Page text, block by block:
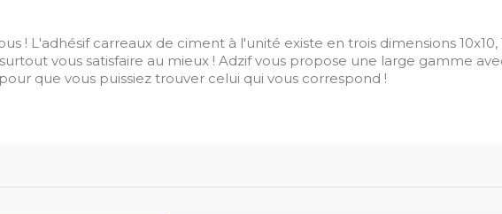
! L'adhésif carreaux de ciment à l'unité existe en trois dimensions 10x10,
vous satisfaire au mieux ! Adzif vous propose une large gamme
que vous puissiez trouver celui qui vous correspond !